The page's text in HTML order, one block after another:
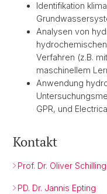
Identifikation
Analysen von
Verfahren (z.B.
maschinellem
Anwendung
GPR, und
Kontakt
Prof. Dr. Oliver Schilling
PD. Dr. Jannis Epting